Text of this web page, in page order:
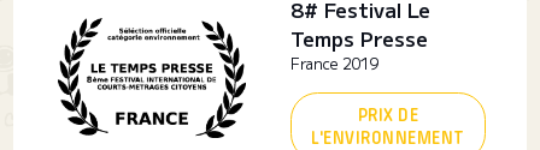
8# Festival Le
Temps Presse
France 2019
PRIX DE
L'ENVIRONNEMENT